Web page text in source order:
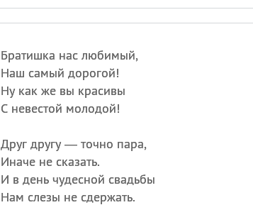
Братишка нас любимый,
Наш самый дорогой!
Ну как же вы красивы
С невестой молодой!
Друг другу — точно пара,
Иначе не сказать.
И в день чудесной свадьбы
Нам слезы не сдержать.